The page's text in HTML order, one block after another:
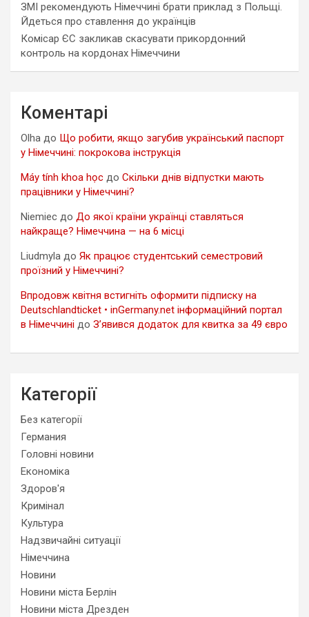
ЗМІ рекомендують Німеччині брати приклад з Польщі.
Йдеться про ставлення до українців
Комісар ЄС закликав скасувати прикордонний
контроль на кордонах Німеччини
Коментарі
Olha до Що робити, якщо загубив український паспорт
у Німеччині: покрокова інструкція
Máy tính khoa học до Скільки днів відпустки мають
працівники у Німеччині?
Niemiec до До якої країни українці ставляться
найкраще? Німеччина — на 6 місці
Liudmyla до Як працює студентський семестровий
проїзний у Німеччині?
Впродовж квітня встигніть оформити підписку на
Deutschlandticket • inGermany.net інформаційний портал
в Німеччині до З’явився додаток для квитка за 49 євро
Категорії
Без категорії
Германия
Головні новини
Економіка
Здоров'я
Кримінал
Культура
Надзвичайні ситуації
Німеччина
Новини
Новини міста Берлін
Новини міста Дрезден